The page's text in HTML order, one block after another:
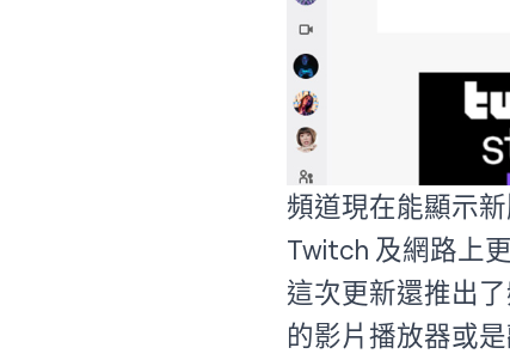
頻道現在能顯示
Twitch 及網路上
這次更新還推出
的影片播放器或